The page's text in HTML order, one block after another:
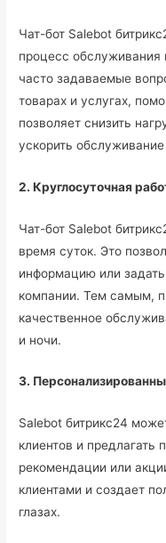
Чат-бот Salebot
процесс обслуживания
часто задаваемые
товарах и услугах,
позволяет снизить
ускорить обслуживание
2. Круглосуточная
Чат-бот Salebot
время суток. Это
информацию или
компании. Тем самым,
качественное
и ночи.
3.
Salebot битрикс24
клиентов и предлагать
рекомендации или
клиентами и создает
глазах.